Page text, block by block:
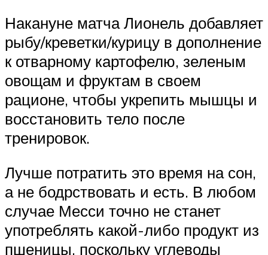
Накануне матча Лионель добавляет
рыбу/креветки/курицу в дополнение
к отварному картофелю, зеленым
овощам и фруктам в своем
рационе, чтобы укрепить мышцы и
восстановить тело после
тренировок.
Лучше потратить это время на сон,
а не бодрствовать и есть. В любом
случае Месси точно не станет
употреблять какой-либо продукт из
пшеницы, поскольку углеводы